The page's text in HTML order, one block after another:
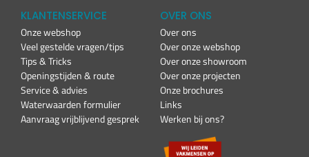
KLANTENSERVICE
Onze webshop
Veel gestelde vragen/tips
Tips & Tricks
Openingstijden & route
Service & advies
Waterwaarden formulier
Aanvraag vrijblijvend gesprek
OVER ONS
Over ons
Over onze webshop
Over onze showroom
Over onze projecten
Onze brochures
Links
Werken bij ons?